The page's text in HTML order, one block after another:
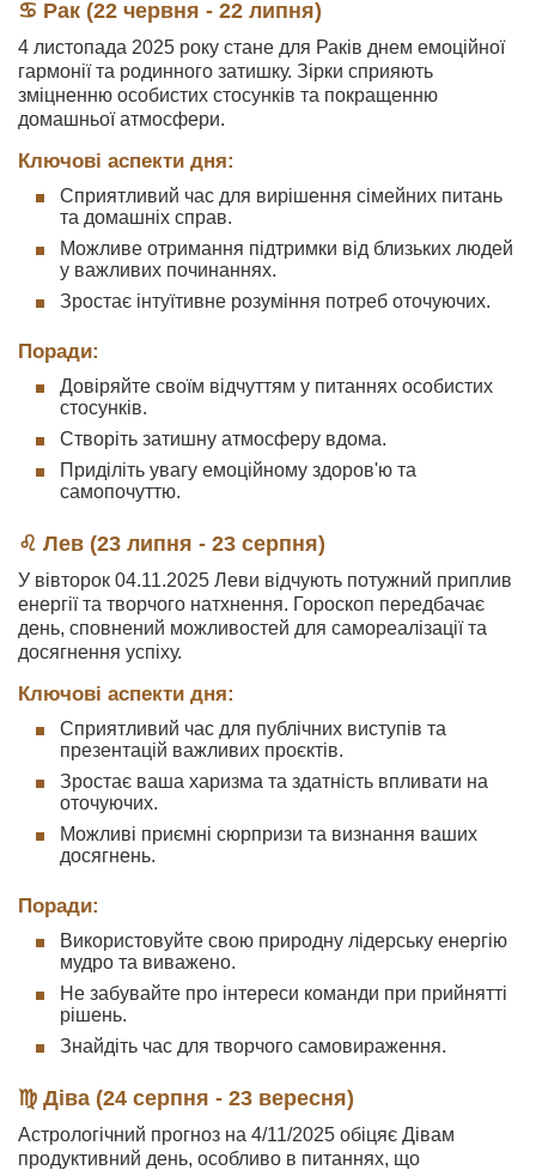
♋ Рак (22 червня - 22 липня)
4 листопада 2025 року стане для Раків днем емоційної
гармонії та родинного затишку. Зірки сприяють
зміцненню особистих стосунків та покращенню
домашньої атмосфери.
Ключові аспекти дня:
Сприятливий час для вирішення сімейних питань
та домашніх справ.
Можливе отримання підтримки від близьких людей
у важливих починаннях.
Зростає інтуїтивне розуміння потреб оточуючих.
Поради:
Довіряйте своїм відчуттям у питаннях особистих
стосунків.
Створіть затишну атмосферу вдома.
Приділіть увагу емоційному здоров'ю та
самопочуттю.
♌ Лев (23 липня - 23 серпня)
У вівторок 04.11.2025 Леви відчують потужний приплив
енергії та творчого натхнення. Гороскоп передбачає
день, сповнений можливостей для самореалізації та
досягнення успіху.
Ключові аспекти дня:
Сприятливий час для публічних виступів та
презентацій важливих проєктів.
Зростає ваша харизма та здатність впливати на
оточуючих.
Можливі приємні сюрпризи та визнання ваших
досягнень.
Поради:
Використовуйте свою природну лідерську енергію
мудро та виважено.
Не забувайте про інтереси команди при прийнятті
рішень.
Знайдіть час для творчого самовираження.
♍ Діва (24 серпня - 23 вересня)
Астрологічний прогноз на 4/11/2025 обіцяє Дівам
продуктивний день, особливо в питаннях, що